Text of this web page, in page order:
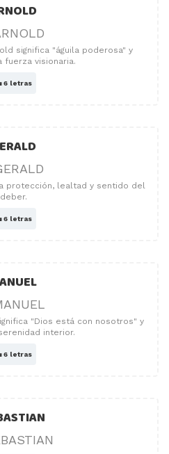
significa "águila poderosa" y
fuerza visionaria.
6 letras
protección, lealtad y sentido del
deber.
6 letras
"Dios está con nosotros" y
interior.
6 letras